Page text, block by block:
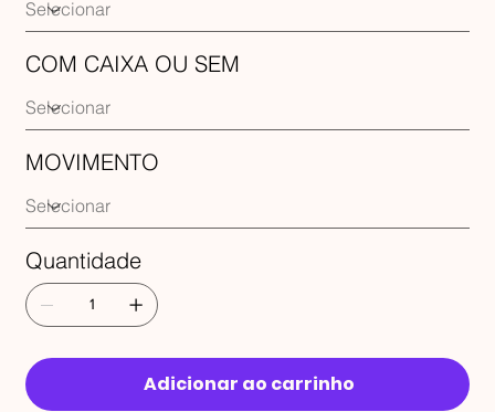
COM CAIXA OU SEM
MOVIMENTO
Quantidade
Adicionar ao carrinho